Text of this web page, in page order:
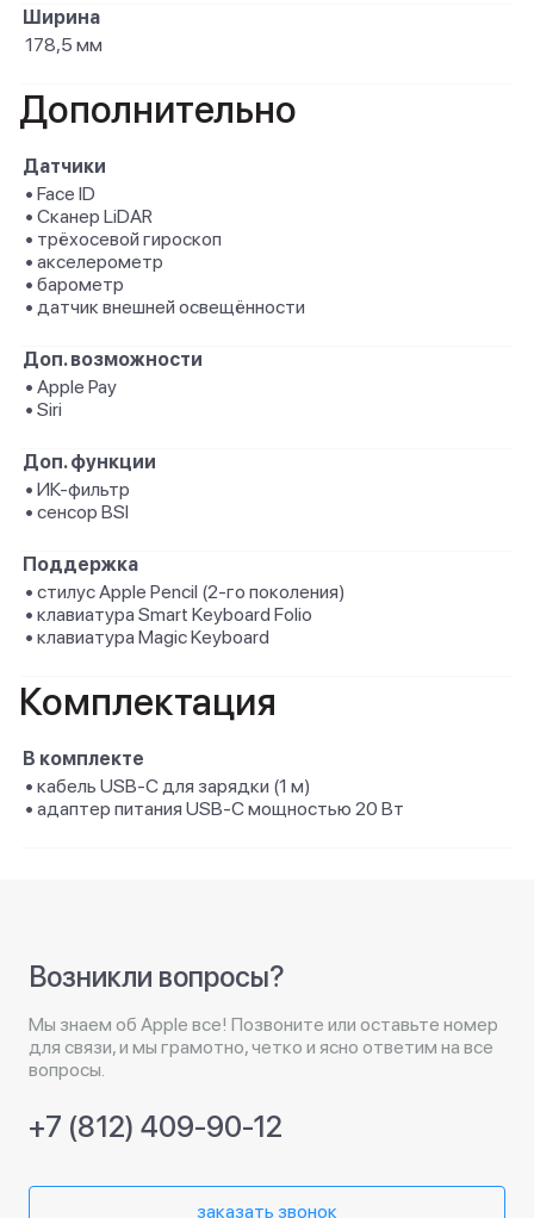
Ширина
178,5 мм
Дополнительно
Датчики
• Face ID
• Сканер LiDAR
• трёхосевой гироскоп
• акселерометр
• барометр
• датчик внешней освещённости
Доп. возможности
• Apple Pay
• Siri
Доп. функции
• ИК-фильтр
• сенсор BSI
Поддержка
• стилус Apple Pencil (2‑го поколения)
• клавиатура Smart Keyboard Folio
• клавиатура Magic Keyboard
Комплектация
В комплекте
• кабель USB‑C для зарядки (1 м)
• адаптер питания USB‑C мощностью 20 Вт
Возникли вопросы?
Мы знаем об Apple все! Позвоните или оставьте номер
для связи, и мы грамотно, четко и ясно ответим на все
вопросы.
+7 (812) 409-90-12
заказать звонок